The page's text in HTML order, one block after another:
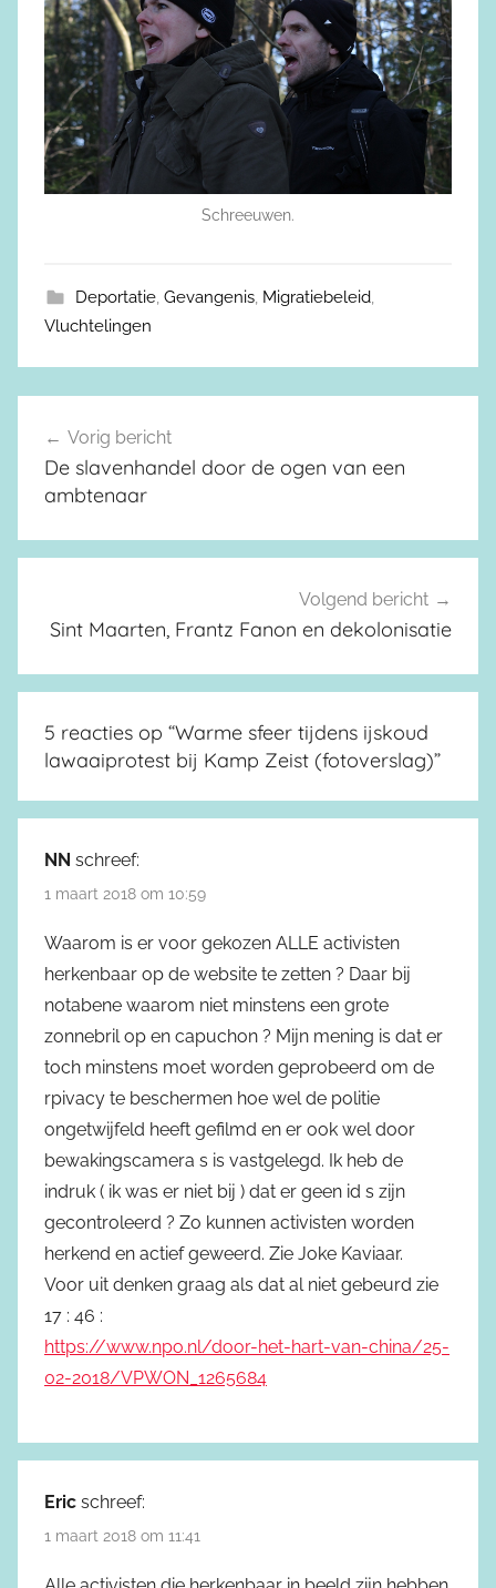
Schreeuwen.
Deportatie, Gevangenis, Migratiebeleid,
Vluchtelingen
Berichtnavigatie
Vorig bericht
De slavenhandel door de ogen van een
ambtenaar
Volgend bericht
Sint Maarten, Frantz Fanon en dekolonisatie
5 reacties op “Warme sfeer tijdens ijskoud
lawaaiprotest bij Kamp Zeist (fotoverslag)”
NN schreef:
1 maart 2018 om 10:59
Waarom is er voor gekozen ALLE activisten
herkenbaar op de website te zetten ? Daar bij
notabene waarom niet minstens een grote
zonnebril op en capuchon ? Mijn mening is dat er
toch minstens moet worden geprobeerd om de
rpivacy te beschermen hoe wel de politie
ongetwijfeld heeft gefilmd en er ook wel door
bewakingscamera s is vastgelegd. Ik heb de
indruk ( ik was er niet bij ) dat er geen id s zijn
gecontroleerd ? Zo kunnen activisten worden
herkend en actief geweerd. Zie Joke Kaviaar.
Voor uit denken graag als dat al niet gebeurd zie
17 : 46 :
https://www.npo.nl/door-het-hart-van-china/25-
02-2018/VPWON_1265684
Eric schreef:
1 maart 2018 om 11:41